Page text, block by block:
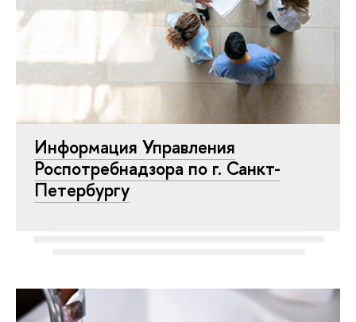
Информация Управления
Роспотребнадзора по г. Санкт-
Петербургу